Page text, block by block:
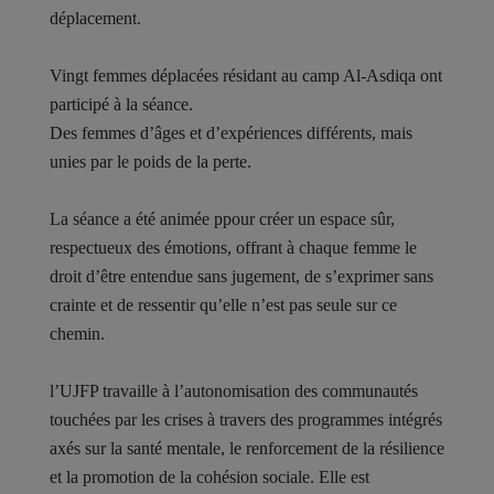
déplacement.
Vingt femmes déplacées résidant au camp Al-Asdiqa ont
participé à la séance.
Des femmes d’âges et d’expériences différents, mais
unies par le poids de la perte.
La séance a été animée ppour créer un espace sûr,
respectueux des émotions, offrant à chaque femme le
droit d’être entendue sans jugement, de s’exprimer sans
crainte et de ressentir qu’elle n’est pas seule sur ce
chemin.
l’UJFP travaille à l’autonomisation des communautés
touchées par les crises à travers des programmes intégrés
axés sur la santé mentale, le renforcement de la résilience
et la promotion de la cohésion sociale. Elle est